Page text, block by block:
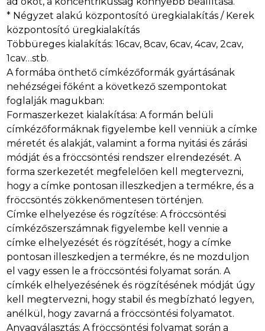
* Négyzet alakú központosító üregkialakítás / Kerek
központosító üregkialakítás
Többüreges kialakítás: 16cav, 8cav, 6cav, 4cav, 2cav,
1cav…stb.
A formába önthető címkézőformák gyártásának
nehézségei főként a következő szempontokat
foglalják magukban:
Formaszerkezet kialakítása: A formán belüli
címkézőformáknak figyelembe kell venniük a címke
méretét és alakját, valamint a forma nyitási és zárási
módját és a fröccsöntési rendszer elrendezését. A
forma szerkezetét megfelelően kell megtervezni,
hogy a címke pontosan illeszkedjen a termékre, és a
fröccsöntés zökkenőmentesen történjen.
Címke elhelyezése és rögzítése: A fröccsöntési
címkézőszerszámnak figyelembe kell vennie a
címke elhelyezését és rögzítését, hogy a címke
pontosan illeszkedjen a termékre, és ne mozduljon
el vagy essen le a fröccsöntési folyamat során. A
címkék elhelyezésének és rögzítésének módját úgy
kell megtervezni, hogy stabil és megbízható legyen,
anélkül, hogy zavarná a fröccsöntési folyamatot.
Anyagválasztás: A fröccsöntési folyamat során a